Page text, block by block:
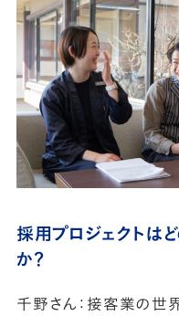
採用プロジェクトは
か？
千野さん：接客業の世